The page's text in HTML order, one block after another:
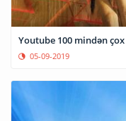
Youtube 100 mindən
05-09-2019